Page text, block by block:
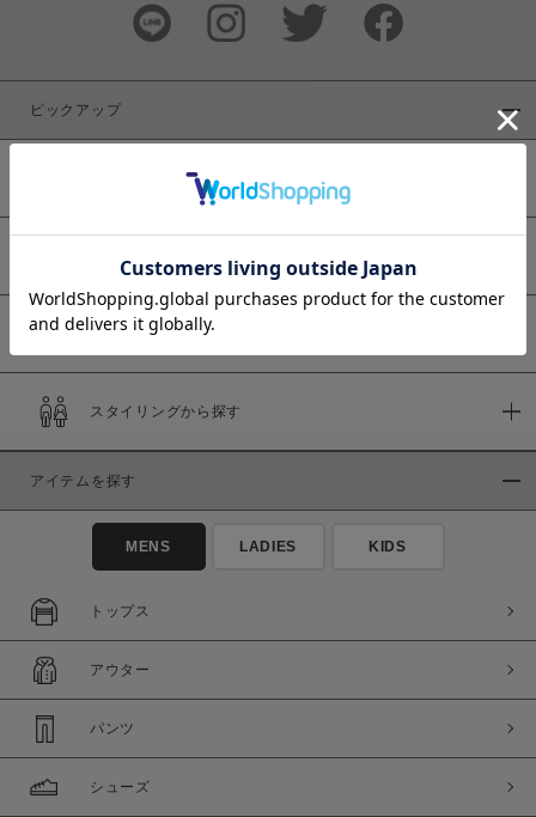
商品タイプ
通常商品
セール価格
在庫
在庫あり
ピックアップ
予約商品
スタイリングから探す
アイテムを探す
MENS LADIES KIDS
トップス
アウター
パンツ
シューズ